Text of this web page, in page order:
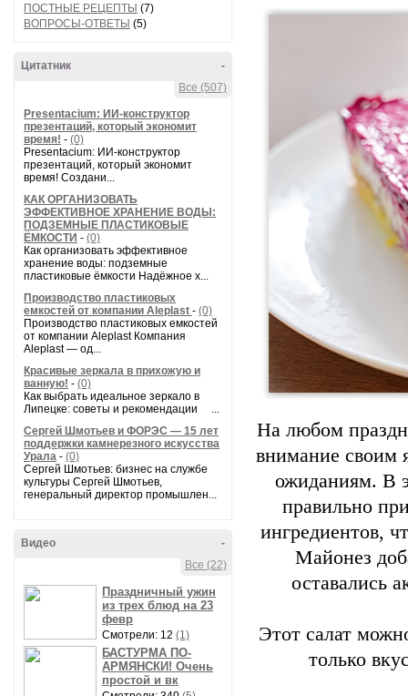
ПОСТНЫЕ РЕЦЕПТЫ (7)
ВОПРОСЫ-ОТВЕТЫ (5)
-
Цитатник
Все (507)
Presentacium: ИИ‑конструктор
презентаций, который экономит
время! - (0)
Presentacium: ИИ‑конструктор
презентаций, который экономит
время! Создани...
КАК ОРГАНИЗОВАТЬ
ЭФФЕКТИВНОЕ ХРАНЕНИЕ ВОДЫ:
ПОДЗЕМНЫЕ ПЛАСТИКОВЫЕ
ЁМКОСТИ - (0)
Как организовать эффективное
хранение воды: подземные
пластиковые ёмкости Надёжное х...
Производство пластиковых
емкостей от компании Aleplast - (0)
Производство пластиковых емкостей
от компании Aleplast Компания
Aleplast — од...
Красивые зеркала в прихожую и
ванную! - (0)
Как выбрать идеальное зеркало в
Липецке: советы и рекомендации ...
Сергей Шмотьев и ФОРЭС — 15 лет
поддержки камнерезного искусства
Урала - (0)
Сергей Шмотьев: бизнес на службе
культуры Сергей Шмотьев,
генеральный директор промышлен...
-
Видео
Все (22)
Праздничный ужин
из трех блюд на 23
февр
Смотрели: 12 (1)
БАСТУРМА ПО-
АРМЯНСКИ! Очень
простой и вк
На любом
внимание своим
ожиданиям. В
правильно
ингредиентов,
Майонез
оставались
Этот салат
только